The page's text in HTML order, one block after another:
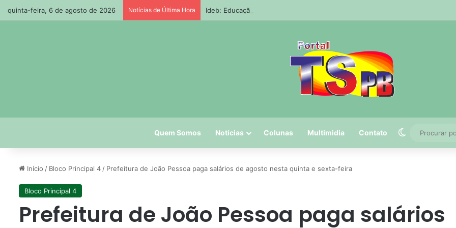
quinta-feira, 6 de agosto de 2026 Notícias de Última Hora Ideb: Educação básica tem maior avanço, mas não bate metas
Quem Somos Notícias Colunas Multimidia Contato Switch skin
Início / Bloco Principal 4 / Prefeitura de João Pessoa paga salários de agosto nesta quinta e sexta-feira
Bloco Principal 4
Prefeitura de João Pessoa paga salários